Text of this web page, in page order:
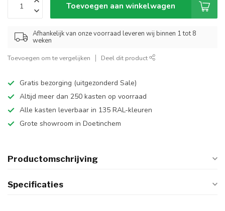
Toevoegen aan winkelwagen
Afhankelijk van onze voorraad leveren wij binnen 1 tot 8
weken
Toevoegen om te vergelijken Deel dit product
Gratis bezorging (uitgezonderd Sale)
Altijd meer dan 250 kasten op voorraad
Alle kasten leverbaar in 135 RAL-kleuren
Grote showroom in Doetinchem
Productomschrijving
Specificaties